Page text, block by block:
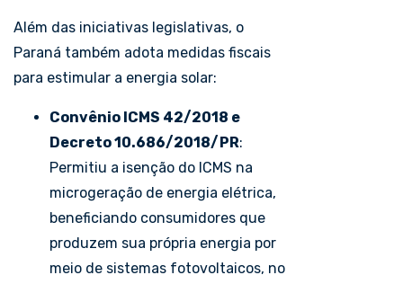
Além das iniciativas legislativas, o
Paraná também adota medidas fiscais
para estimular a energia solar:
Convênio ICMS 42/2018 e
Decreto 10.686/2018/PR:
Permitiu a isenção do ICMS na
microgeração de energia elétrica,
beneficiando consumidores que
produzem sua própria energia por
meio de sistemas fotovoltaicos, no